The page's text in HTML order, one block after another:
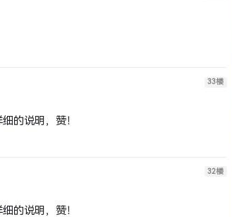
33楼
的说明，赞！
32楼
的说明，赞！